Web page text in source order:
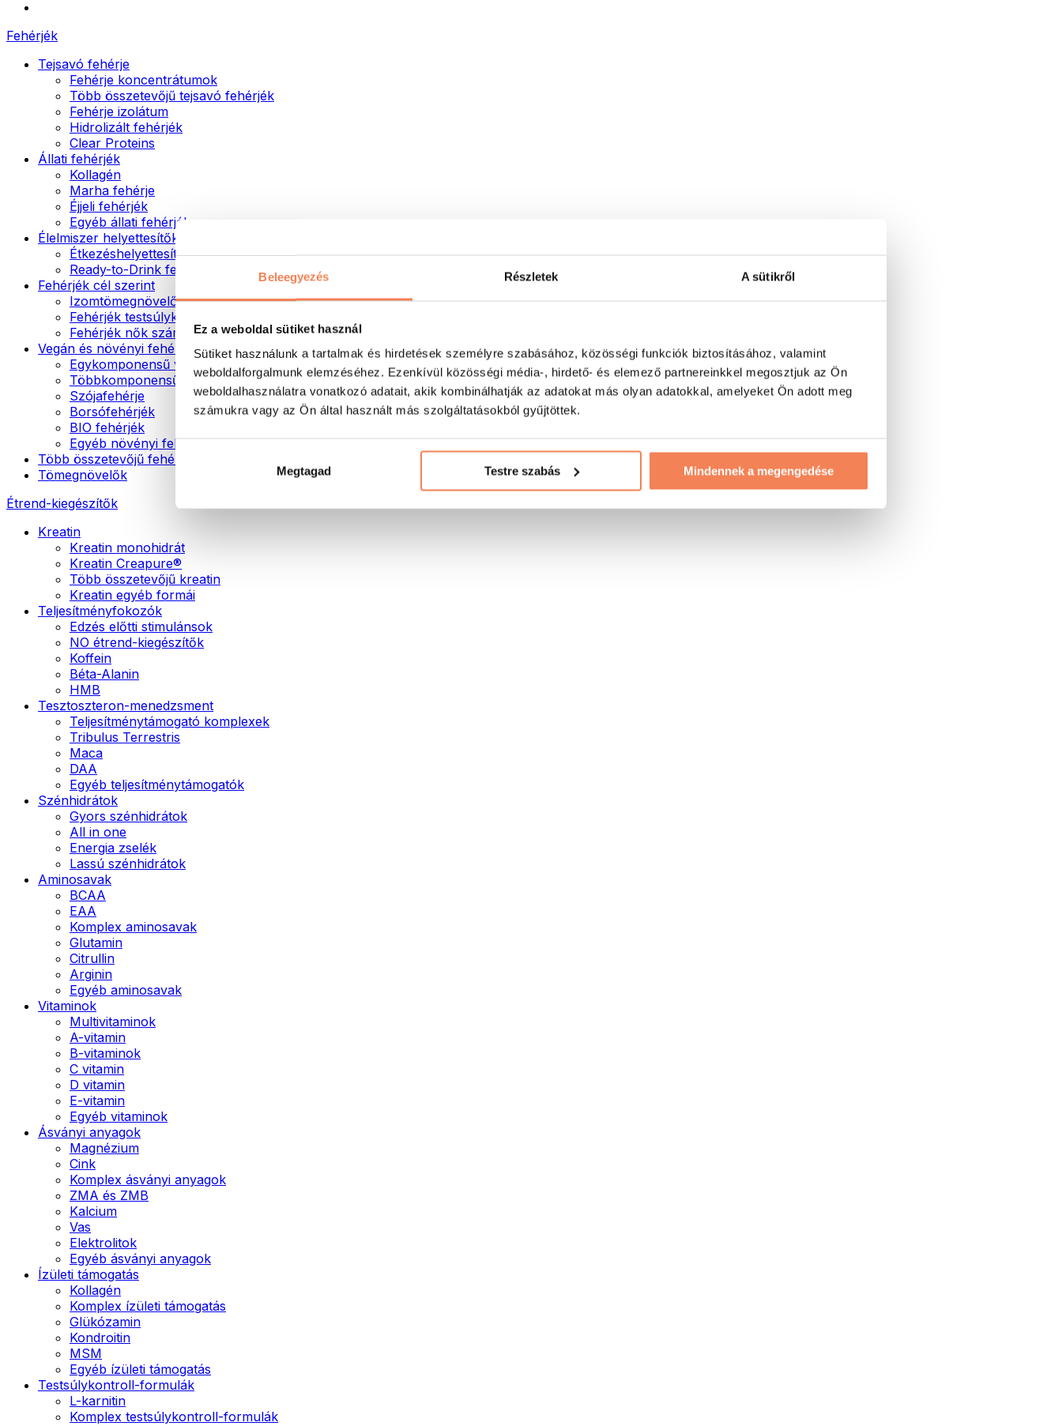
Beleegyezés Részletek A sütikről
Ez a weboldal sütiket használ
Sütiket használunk a tartalmak és hirdetések személyre szabásához, közösségi funkciók biztosításához, valamint
weboldalforgalmunk elemzéséhez. Ezenkívül közösségi média-, hirdető- és elemező partnereinkkel megosztjuk az Ön
weboldalhasználatra vonatkozó adatait, akik kombinálhatják az adatokat más olyan adatokkal, amelyeket Ön adott meg
számukra vagy az Ön által használt más szolgáltatásokból gyűjtöttek.
Megtagad Testre szabás Mindennek a megengedése
Fehérjék
Tejsavó fehérje
Fehérje koncentrátumok
Több összetevőjű tejsavó fehérjék
Fehérje izolátum
Hidrolizált fehérjék
Clear Proteins
Állati fehérjék
Kollagén
Marha fehérje
Éjjeli fehérjék
Egyéb állati fehérjék
Élelmiszer helyettesítők
Étkezéshelyettesítő porok
Ready-to-Drink fehérjeitalok
Fehérjék cél szerint
Izomtömegnövelők
Fehérjék testsúlykontroll támogatásához
Fehérjék nők számára
Vegán és növényi fehérjék
Egykomponensű vegán fehérjék
Többkomponensű vegán fehérjék
Szójafehérje
Borsófehérjék
BIO fehérjék
Egyéb növényi fehérjék
Több összetevőjű fehérje
Tömegnövelők
Étrend-kiegészítők
Kreatin
Kreatin monohidrát
Kreatin Creapure®
Több összetevőjű kreatin
Kreatin egyéb formái
Teljesítményfokozók
Edzés előtti stimulánsok
NO étrend-kiegészítők
Koffein
Béta-Alanin
HMB
Tesztoszteron-menedzsment
Teljesítménytámogató komplexek
Tribulus Terrestris
Maca
DAA
Egyéb teljesítménytámogatók
Szénhidrátok
Gyors szénhidrátok
All in one
Energia zselék
Lassú szénhidrátok
Aminosavak
BCAA
EAA
Komplex aminosavak
Glutamin
Citrullin
Arginin
Egyéb aminosavak
Vitaminok
Multivitaminok
A-vitamin
B-vitaminok
C vitamin
D vitamin
E-vitamin
Egyéb vitaminok
Ásványi anyagok
Magnézium
Cink
Komplex ásványi anyagok
ZMA és ZMB
Kalcium
Vas
Elektrolitok
Egyéb ásványi anyagok
Ízületi támogatás
Kollagén
Komplex ízületi támogatás
Glükózamin
Kondroitin
MSM
Egyéb ízületi támogatás
Testsúlykontroll-formulák
L-karnitin
Komplex testsúlykontroll-formulák